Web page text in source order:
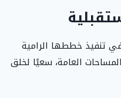
في تنفيذ خططها الرامية
العامة، سعيًا لخلق